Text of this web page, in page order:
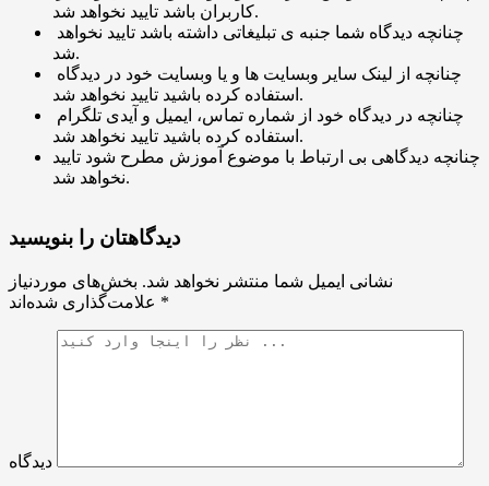
کاربران باشد تایید نخواهد شد.
شد.
استفاده کرده باشید تایید نخواهد شد.
استفاده کرده باشید تایید نخواهد شد.
چنانچه دیدگاهی بی ارتباط با موضوع آموزش مطرح شود تایید
نخواهد شد.
دیدگاهتان را بنویسید
نشانی ایمیل شما منتشر نخواهد شد. بخش‌های موردنیاز
*
دیدگاه